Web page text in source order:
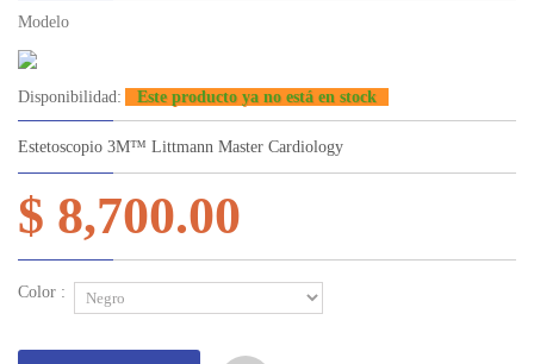
Modelo
Disponibilidad: Este producto ya no está en stock
Estetoscopio 3M™ Littmann Master Cardiology
$ 8,700.00
Color :